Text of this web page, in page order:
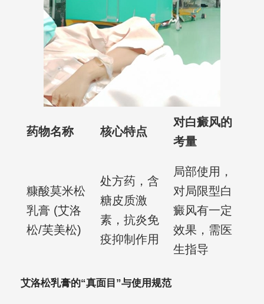
药物名称 核心特点
对白癜风的
考量
糠酸莫米松
乳膏 (艾洛
松/芙美松)
处方药，含
糖皮质激
素，抗炎免
疫抑制作用
局部使用，
对局限型白
癜风有一定
效果，需医
生指导
艾洛松乳膏的“真面目”与使用规范